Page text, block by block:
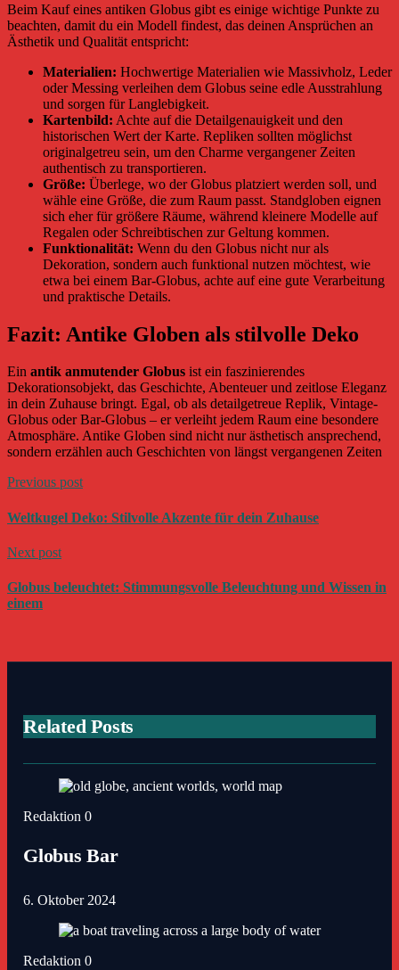
Beim Kauf eines antiken Globus gibt es einige wichtige Punkte zu
beachten, damit du ein Modell findest, das deinen Ansprüchen an
Ästhetik und Qualität entspricht:
Materialien: Hochwertige Materialien wie Massivholz, Leder
oder Messing verleihen dem Globus seine edle Ausstrahlung
und sorgen für Langlebigkeit.
Kartenbild: Achte auf die Detailgenauigkeit und den
historischen Wert der Karte. Repliken sollten möglichst
originalgetreu sein, um den Charme vergangener Zeiten
authentisch zu transportieren.
Größe: Überlege, wo der Globus platziert werden soll, und
wähle eine Größe, die zum Raum passt. Standgloben eignen
sich eher für größere Räume, während kleinere Modelle auf
Regalen oder Schreibtischen zur Geltung kommen.
Funktionalität: Wenn du den Globus nicht nur als
Dekoration, sondern auch funktional nutzen möchtest, wie
etwa bei einem Bar-Globus, achte auf eine gute Verarbeitung
und praktische Details.
Fazit: Antike Globen als stilvolle Deko
Ein antik anmutender Globus ist ein faszinierendes
Dekorationsobjekt, das Geschichte, Abenteuer und zeitlose Eleganz
in dein Zuhause bringt. Egal, ob als detailgetreue Replik, Vintage-
Globus oder Bar-Globus – er verleiht jedem Raum eine besondere
Atmosphäre. Antike Globen sind nicht nur ästhetisch ansprechend,
sondern erzählen auch Geschichten von längst vergangenen Zeiten
Previous post
Weltkugel Deko: Stilvolle Akzente für dein Zuhause
Next post
Globus beleuchtet: Stimmungsvolle Beleuchtung und Wissen in
einem
Related Posts
Redaktion 0
Globus Bar
6. Oktober 2024
Redaktion 0